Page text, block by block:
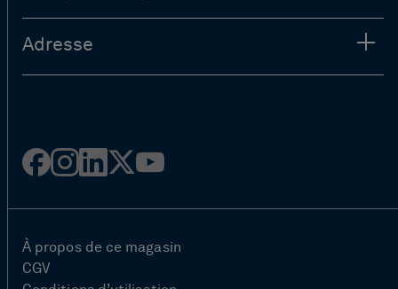
Adresse
Facebook
Instagram
Linked
Twitter
Youtube
À propos de ce magasin
CGV